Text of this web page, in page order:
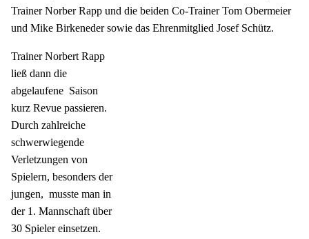
Trainer Norber Rapp und die beiden Co-Trainer Tom Obermeier
und Mike Birkeneder sowie das Ehrenmitglied Josef Schütz.
Trainer Norbert Rapp
ließ dann die
abgelaufene Saison
kurz Revue passieren.
Durch zahlreiche
schwerwiegende
Verletzungen von
Spielern, besonders der
jungen, musste man in
der 1. Mannschaft über
30 Spieler einsetzen.